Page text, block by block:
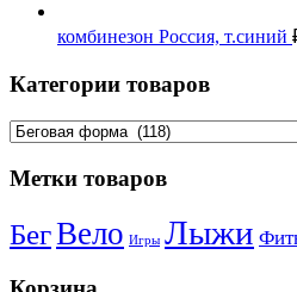
комбинезон Россия, т.синий
Категории товаров
Метки товаров
БегВело Игры Лыжи